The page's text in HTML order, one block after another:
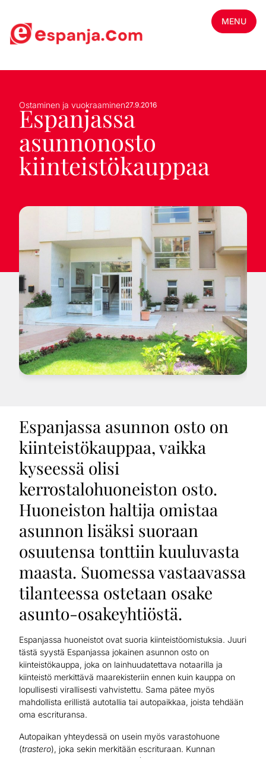
MENU
Ostaminen ja vuokraaminen27.9.2016
Espanjassa
asunnonosto
kiinteistökauppaa
Espanjassa asunnon osto on
kiinteistökauppaa, vaikka
kyseessä olisi
kerrostalohuoneiston osto.
Huoneiston haltija omistaa
asunnon lisäksi suoraan
osuutensa tonttiin kuuluvasta
maasta. Suomessa vastaavassa
tilanteessa ostetaan osake
asunto-osakeyhtiöstä.
Espanjassa huoneistot ovat suoria kiinteistöomistuksia. Juuri
tästä syystä Espanjassa jokainen asunnon osto on
kiinteistökauppa, joka on lainhuudatettava notaarilla ja
kiinteistö merkittävä maarekisteriin ennen kuin kauppa on
lopullisesti virallisesti vahvistettu. Sama pätee myös
mahdollista erillistä autotallia tai autopaikkaa, joista tehdään
oma escrituransa.
Autopaikan yhteydessä on usein myös varastohuone
(trastero), joka sekin merkitään escrituraan. Kunnan